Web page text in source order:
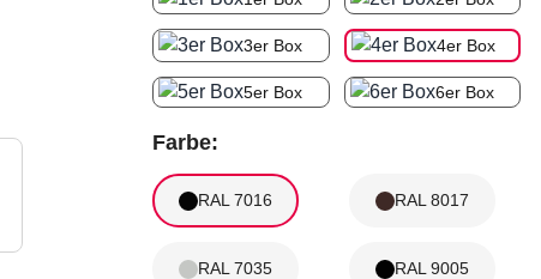
3er Box 4er Box
5er Box 6er Box
Farbe:
RAL 7016 RAL 8017
RAL 7035 RAL 9005